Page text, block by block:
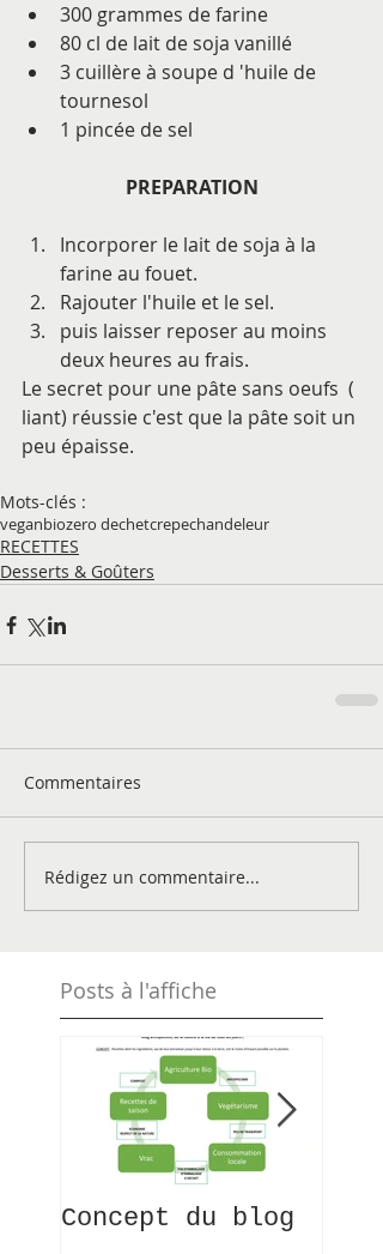
300 grammes de farine
80 cl de lait de soja vanillé
3 cuillère à soupe d 'huile de
tournesol
1 pincée de sel
PREPARATION
Incorporer le lait de soja à la
farine au fouet.
Rajouter l'huile et le sel.
puis laisser reposer au moins
deux heures au frais.
Le secret pour une pâte sans oeufs  (
liant) réussie c'est que la pâte soit un
peu épaisse.
Mots-clés :
veganbiozero dechetcrepechandeleur
RECETTES
Desserts & Goûters
Commentaires
Rédigez un commentaire...
Posts à l'affiche
Concept du blog